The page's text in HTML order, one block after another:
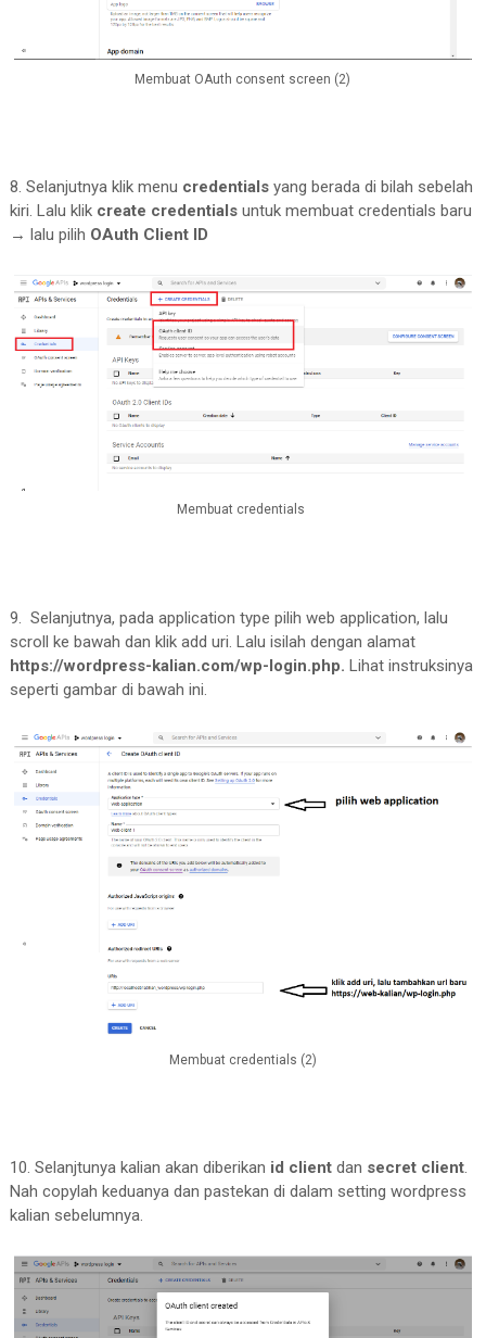
Membuat OAuth consent screen (2)
8. Selanjutnya klik menu credentialsyang berada di bilah sebelah
kiri. Lalu klik create credentialsuntuk membuat credentials baru
→ lalu pilih OAuth Client ID
Membuat credentials
9. Selanjutnya, pada application type pilih web application, lalu
scroll ke bawah dan klik add uri. Lalu isilah dengan alamat
https://wordpress-kalian.com/wp-login.php. Lihat instruksinya
seperti gambar di bawah ini.
Membuat credentials (2)
10. Selanjtunya kalian akan diberikan id clientdan secret client.
Nah copylah keduanya dan pastekan di dalam setting wordpress
kalian sebelumnya.